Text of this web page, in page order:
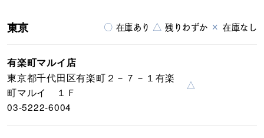
○ 在庫あり △ 残りわずか × 在庫なし
東京
有楽町マルイ店
東京都千代田区有楽町２－７－１有楽
町マルイ １Ｆ
03-5222-6004
△